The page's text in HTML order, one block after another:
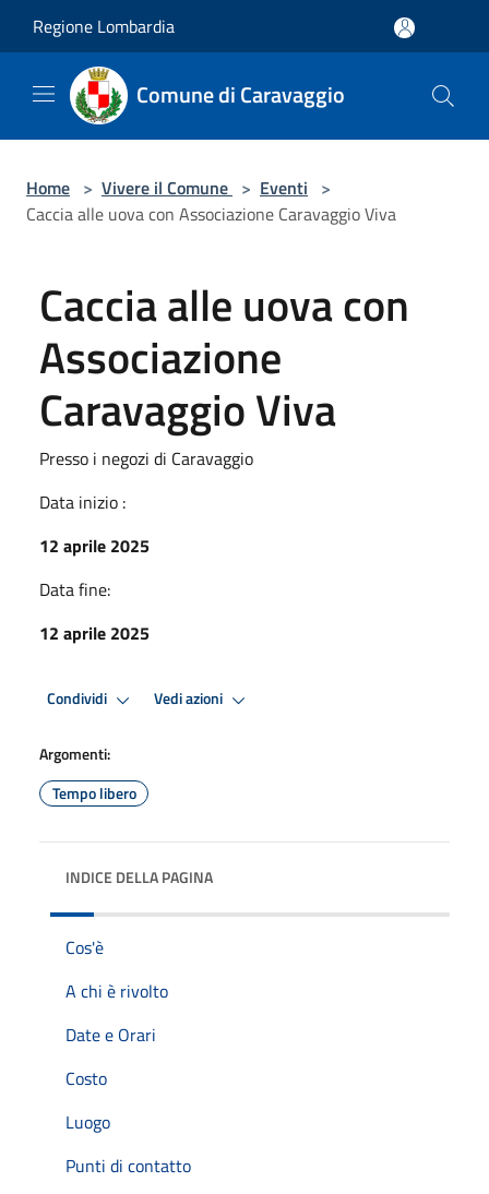
Regione Lombardia
Comune di Caravaggio
Home > Vivere il Comune > Eventi >
Caccia alle uova con Associazione Caravaggio Viva
Caccia alle uova con
Associazione
Caravaggio Viva
Presso i negozi di Caravaggio
Data inizio :
12 aprile 2025
Data fine:
12 aprile 2025
Condividi Vedi azioni
Argomenti:
Tempo libero
INDICE DELLA PAGINA
Cos'è
A chi è rivolto
Date e Orari
Costo
Luogo
Punti di contatto